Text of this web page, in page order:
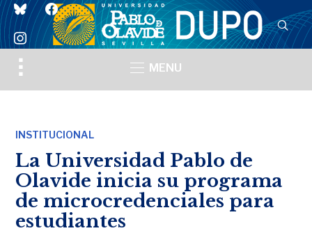
blueskyfacebook
instagram
Toggle
sidebar
MENU
INSTITUCIONAL
La Universidad Pablo de
Olavide inicia su programa
de microcredenciales para
estudiantes